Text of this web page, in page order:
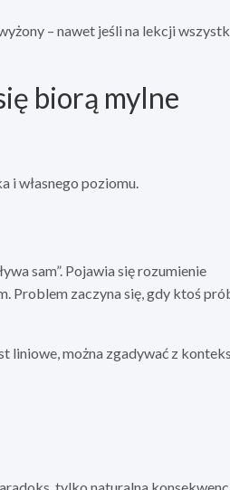
– nawet jeśli na lekcji
biorą mylne
i własnego poziomu.
sam”. Pojawia się rozumienie
Problem zaczyna się, gdy ktoś
liniowe, można zgadywać z